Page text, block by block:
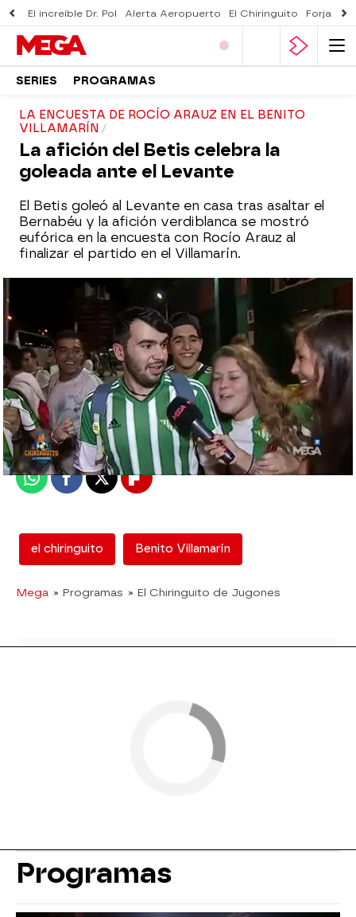
El increíble Dr. Pol Alerta Aeropuerto El Chiringuito Forjado
SERIES PROGRAMAS
LA ENCUESTA DE ROCÍO ARAUZ EN EL BENITO
VILLAMARÍN
La afición del Betis celebra la
goleada ante el Levante
El Betis goleó al Levante en casa tras asaltar el
Bernabéu y la afición verdiblanca se mostró
eufórica en la encuesta con Rocío Arauz al
finalizar el partido en el Villamarín.
mega
Madrid
Publicado:26 de septiembre de 2017, 00:36
WhatsappFacebook
X Flipboard
el chiringuito Benito Villamarín
Mega » Programas » El Chiringuito de Jugones
Programas